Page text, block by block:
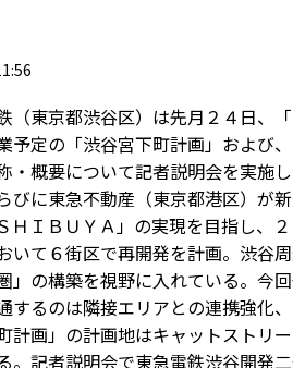
（東京都渋谷区）は先月２４日、
予定の「渋谷宮下町計画」および
・概要について記者説明会を実施し
びに東急不動産（東京都港区）が
ＨＩＢＵＹＡ」の実現を目指し、
いて６街区で再開発を計画。渋谷
」の構築を視野に入れている。今
するのは隣接エリアとの連携強化
計画」の計画地はキャットストリ
。記者説明会で東急電鉄渋谷開発